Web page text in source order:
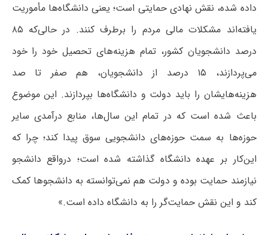
داده شده، نقش نهادی حمایتی است؛ یعنی دانشگاه‌ها مأموریت
یافته‌اند مشکلات مالی مردم را برطرف کنند. در حالی‌که ۸۵
درصد دانشجویان کشور، تمام هزینه‌های تحصیل خود را خود
می‌پردازند، ۱۵ درصد از دانشجویان، هم صفر تا صد
هزینه‌هایشان را باید دولت و دانشگاه‌ها بپردازند. این موضوع
باعث شده است که در تمام این سال‌ها، منابع درآمدی سایر
حوزه‌ها به سمت حوزه‌های دانشجویی سوق پیدا کند؛ چرا که
این‌کار بر عهده دانشگاه گذاشته شده است؛ درواقع دانشجو
نیازمند حمایت بوده و دولت هم نمی‌توانسته به دانشجوها کمک
کند و این نقش حمایت‌گر را به دانشگاه داده است.»